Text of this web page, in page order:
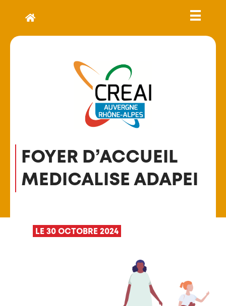
FOYER D’ACCUEIL
MEDICALISE ADAPEI
LE 30 OCTOBRE 2024